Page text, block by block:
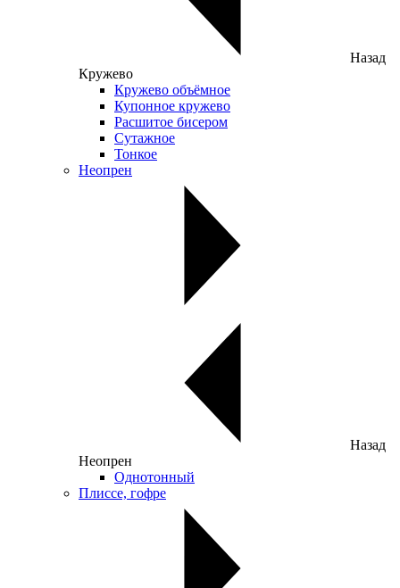
Назад
Кружево
Кружево объёмное
Купонное кружево
Расшитое бисером
Сутажное
Тонкое
Неопрен
Назад
Неопрен
Однотонный
Плиссе, гофре